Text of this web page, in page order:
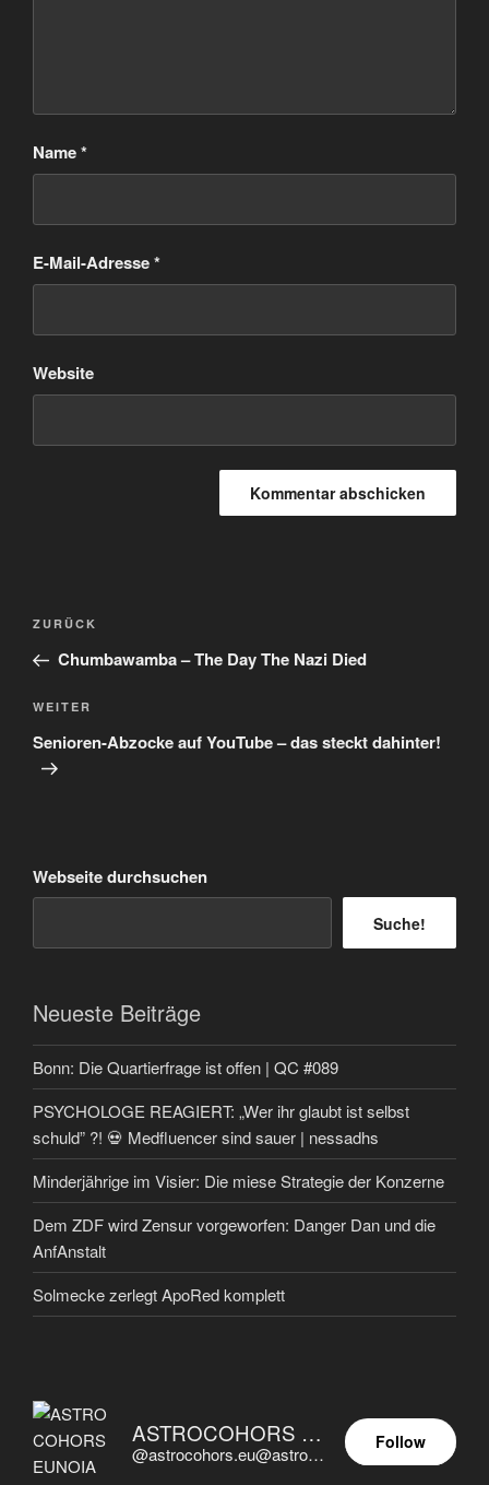
Name*
E-Mail-Adresse*
Website
Beitragsnavigation
Vorheriger
Beitrag
ZURÜCK
Chumbawamba – The Day The Nazi Died
Nächster
Beitrag
WEITER
Senioren-Abzocke auf YouTube – das steckt dahinter!
Webseite durchsuchen
Suche!
Neueste Beiträge
Bonn: Die Quartierfrage ist offen | QC #089
PSYCHOLOGE REAGIERT: „Wer ihr glaubt ist selbst
schuld” ?! 💀 Medfluencer sind sauer | nessadhs
Minderjährige im Visier: Die miese Strategie der Konzerne
Dem ZDF wird Zensur vorgeworfen: Danger Dan und die
AnfAnstalt
Solmecke zerlegt ApoRed komplett
ASTROCOHORS EUNOIA ULTIMA
@astrocohors.eu@astrocohors.eu
Follow